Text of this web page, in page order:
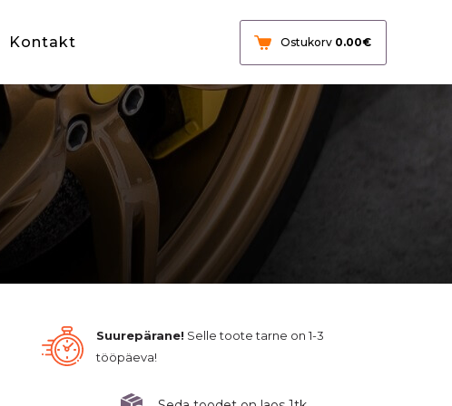
Kontakt Ostukorv 0.00€
Suurepärane! Selle toote tarne on 1-3
tööpäeva!